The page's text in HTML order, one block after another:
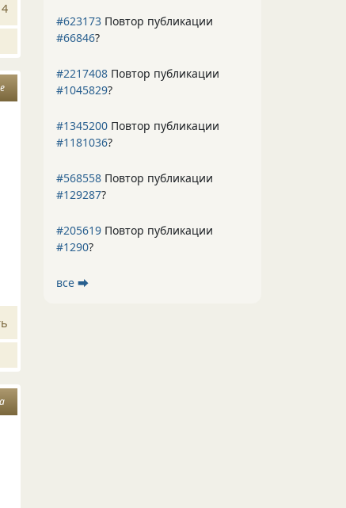
4
#623173 Повтор публикации
#66846?
#2217408 Повтор публикации
#1045829?
#1345200 Повтор публикации
#1181036?
#568558 Повтор публикации
#129287?
#205619 Повтор публикации
#1290?
все ⮕